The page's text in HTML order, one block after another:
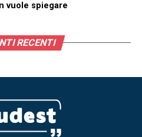
vuole spiegare
RECENTI